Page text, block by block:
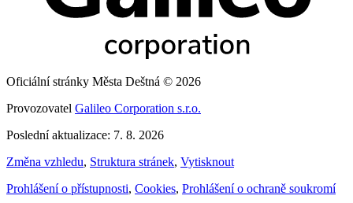
Oficiální stránky Města Deštná © 2026
Provozovatel Galileo Corporation s.r.o.
Poslední aktualizace: 7. 8. 2026
Změna vzhledu, Struktura stránek, Vytisknout
Prohlášení o přístupnosti, Cookies, Prohlášení o ochraně soukromí